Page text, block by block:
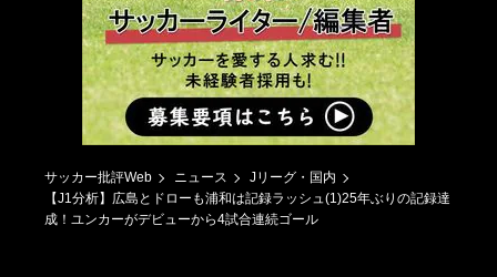
サッカー批評Web ニュース
Jリーグ・国内
【J1分析】広島とドローも浦和は記録ラッシュ(1)25年ぶりの記録達
成！ユンカーがデビューから4試合連続ゴール